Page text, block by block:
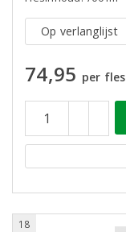
Op verlanglijst
74,95 per fles
18